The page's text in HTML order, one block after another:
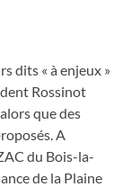
dits « à enjeux »
Rossinot
que des
A
du Bois-la-
de la Plaine